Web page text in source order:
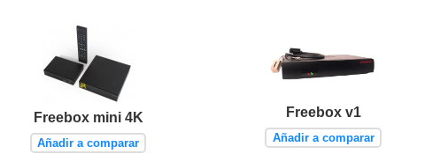
Freebox mini 4K
Añadir a comparar
Freebox v1
Añadir a comparar